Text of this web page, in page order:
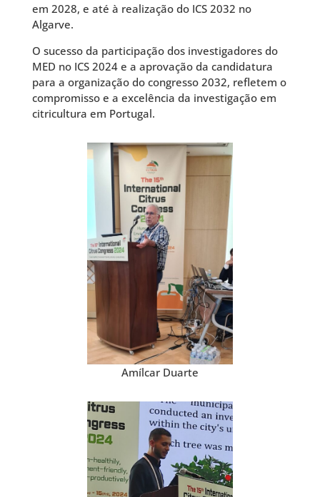
em 2028, e até à realização do ICS 2032 no
Algarve.
O sucesso da participação dos investigadores do
MED no ICS 2024 e a aprovação da candidatura
para a organização do congresso 2032, refletem o
compromisso e a excelência da investigação em
citricultura em Portugal.
Amílcar Duarte